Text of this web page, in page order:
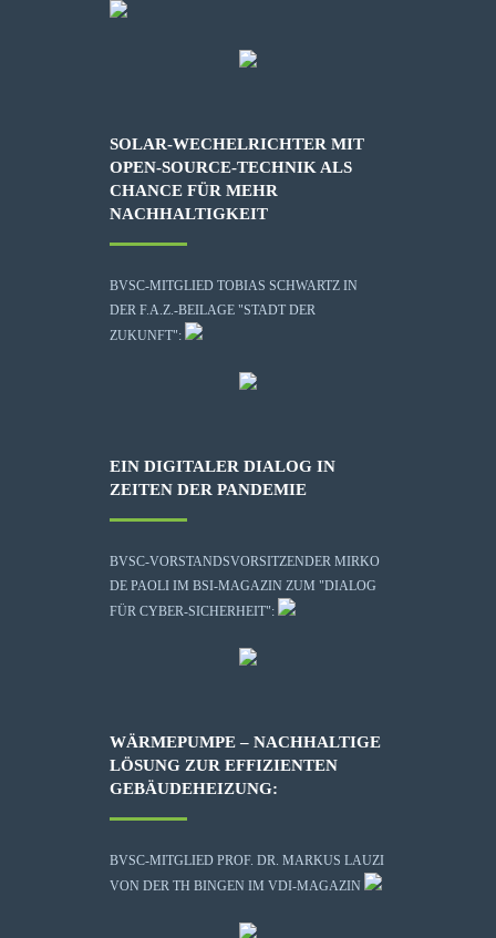
SOLAR-WECHELRICHTER MIT
OPEN-SOURCE-TECHNIK ALS
CHANCE FÜR MEHR
NACHHALTIGKEIT
BVSC-MITGLIED TOBIAS SCHWARTZ IN
DER F.A.Z.-BEILAGE "STADT DER
ZUKUNFT":
EIN DIGITALER DIALOG IN
ZEITEN DER PANDEMIE
BVSC-VORSTANDSVORSITZENDER MIRKO
DE PAOLI IM BSI-MAGAZIN ZUM "DIALOG
FÜR CYBER-SICHERHEIT":
WÄRMEPUMPE – NACHHALTIGE
LÖSUNG ZUR EFFIZIENTEN
GEBÄUDEHEIZUNG:
BVSC-MITGLIED PROF. DR. MARKUS LAUZI
VON DER TH BINGEN IM VDI-MAGAZIN